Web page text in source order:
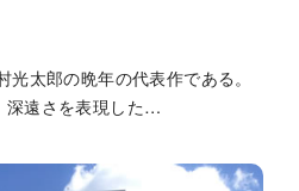
光太郎の晩年の代表作である。
深遠さを表現した…